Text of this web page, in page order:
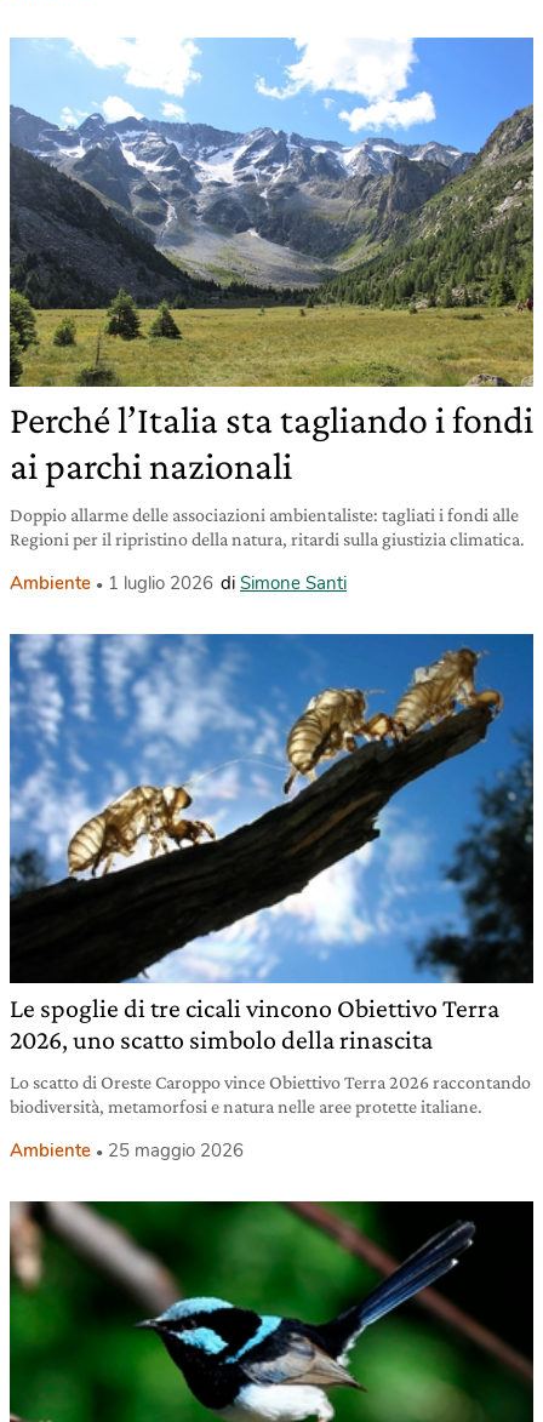
Perché l’Italia sta tagliando i fondi
ai parchi nazionali
Doppio allarme delle associazioni ambientaliste: tagliati i fondi alle
Regioni per il ripristino della natura, ritardi sulla giustizia climatica.
Ambiente 1 luglio 2026 di Simone Santi
Le spoglie di tre cicali vincono Obiettivo Terra
2026, uno scatto simbolo della rinascita
Lo scatto di Oreste Caroppo vince Obiettivo Terra 2026 raccontando
biodiversità, metamorfosi e natura nelle aree protette italiane.
Ambiente 25 maggio 2026